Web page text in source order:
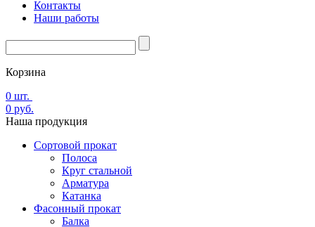
Контакты
Наши работы
Корзина
0 шт.
0 руб.
Наша продукция
Сортовой прокат
Полоса
Круг стальной
Арматура
Катанка
Фасонный прокат
Балка